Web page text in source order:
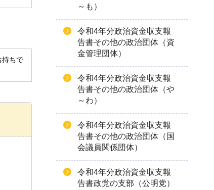
持ちで
～も）
令和4年分政治資金収支報
告書その他の政治団体（資
金管理団体）
令和4年分政治資金収支報
告書その他の政治団体（や
～わ）
令和4年分政治資金収支報
告書その他の政治団体（国
会議員関係団体）
令和4年分政治資金収支報
告書政党の支部（公明党）